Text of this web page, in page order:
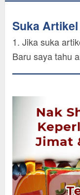
Suka
1. Jika suka
Baru saya tahu